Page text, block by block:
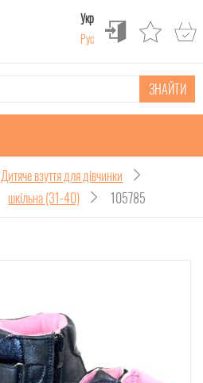
Укр
Рус
ЗНАЙТИ
Дитяче взуття для дівчинки
шкільна (31-40) 105785